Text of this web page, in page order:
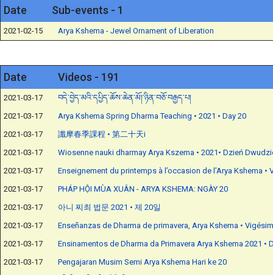
Date Sub-events - 1
2021-02-15 Arya Kshema - Jewel Ornament of Liberation
Date Videos - 191
2021-03-17
བདེ་བྱེད་མའི་དཔྱིད་ཆོས་ཆེན་མོ།་ཉིན་བཅོ་བརྒྱད་པ།
2021-03-17
Arya Kshema Spring Dharma Teaching • 2021 • Day 20
2021-03-17
讖摩春季課程 • 第二十天i
2021-03-17
Wiosenne nauki dharmay Arya Kszema • 2021• Dzień
2021-03-17
Enseignement du printemps à l’occasion de l’Arya Kshema •
2021-03-17
PHÁP HỘI MÙA XUÂN - ARYA KSHEMA: NGÀY 20
2021-03-17
아니 찌최 법문 2021 • 제 20일
2021-03-17
Enseñanzas de Dharma de primavera, Arya Kshema •
2021-03-17
Ensinamentos de Dharma da Primavera Arya Kshema 2021 •
2021-03-17
Pengajaran Musim Semi Arya Kshema Hari ke 20